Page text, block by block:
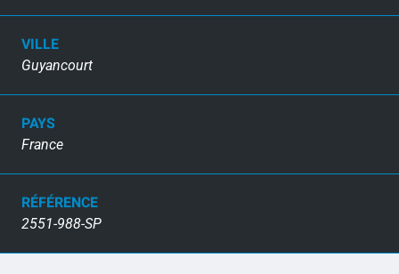
VILLE
Guyancourt
PAYS
France
RÉFÉRENCE
2551-988-SP